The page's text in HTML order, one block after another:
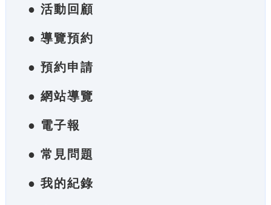
● 活動回顧
● 導覽預約
● 預約申請
● 網站導覽
● 電子報
● 常見問題
● 我的紀錄